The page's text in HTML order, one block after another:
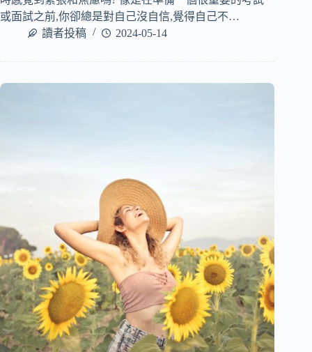
或面試之前,你卻總是對自己沒自信,覺得自己不…
讀者投稿
2024-05-14